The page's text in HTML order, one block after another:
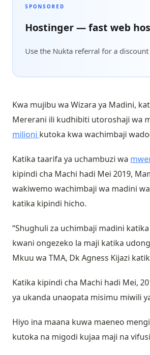
SPONSORED
Hostinger — fast web
Use the Nukta referral for a
Kwa mujibu wa Wizara ya Madini,
Mererani ili kudhibiti utoroshaji wa
milioni kutoka kwa wachimbaji
Katika taarifa ya uchambuzi wa
kipindi cha Machi hadi Mei 2019,
wakiwemo wachimbaji wa madini
katika kipindi hicho.
“Shughuli za uchimbaji madini
kwani ongezeko la maji katika
Mkuu wa TMA, Dk Agness Kijazi
Katika kipindi cha Machi hadi Mei,
ya ukanda unaopata misimu miwili
Hiyo ina maana kuwa maeneo
kutoka na migodi kujaa maji na